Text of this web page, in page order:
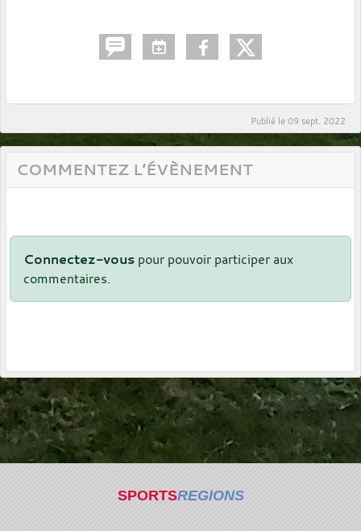
Publié le 09 sept. 2022
COMMENTEZ L’ÉVÈNEMENT
Connectez-vous pour pouvoir participer aux
commentaires.
SPORTSREGIONS